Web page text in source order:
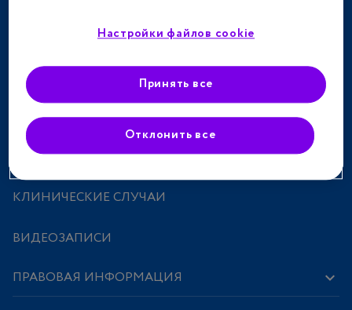
СПЕЦПРОЕКТЫ
МЕРОПРИЯТИЯ
ПРЕПАРАТЫ
ИССЛЕДОВАНИЯ И СТАТЬИ
КЛИНИЧЕСКИЕ СЛУЧАИ
ВИДЕОЗАПИСИ
ПРАВОВАЯ ИНФОРМАЦИЯ
Настройки файлов cookie
Отклонить все
Принять все